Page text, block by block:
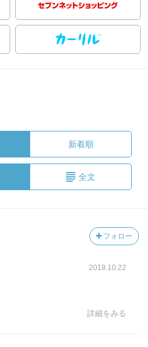
新着順
全文
フォロー
2018.10.22
詳細をみる